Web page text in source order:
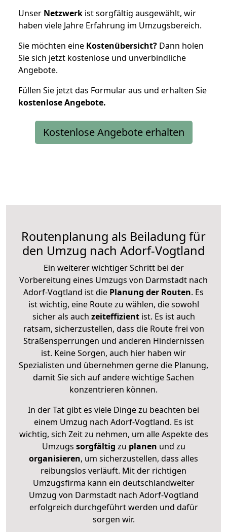
Unser Netzwerk ist sorgfältig ausgewählt, wir
haben viele Jahre Erfahrung im Umzugsbereich.
Sie möchten eine Kostenübersicht? Dann holen
Sie sich jetzt kostenlose und unverbindliche
Angebote.
Füllen Sie jetzt das Formular aus und erhalten Sie
kostenloseAngebote.
Kostenlose Angebote erhalten
Routenplanung als Beiladung für
den Umzug nach Adorf-Vogtland
Ein weiterer wichtiger Schritt bei der
Vorbereitung eines Umzugs von Darmstadt nach
Adorf-Vogtland ist die Planung der Routen. Es
ist wichtig, eine Route zu wählen, die sowohl
sicher als auch zeiteffizientist. Es ist auch
ratsam, sicherzustellen, dass die Route frei von
Straßensperrungen und anderen Hindernissen
ist. Keine Sorgen, auch hier haben wir
Spezialisten und übernehmen gerne die Planung,
damit Sie sich auf andere wichtige Sachen
konzentrieren können.
In der Tat gibt es viele Dinge zu beachten bei
einem Umzug nach Adorf-Vogtland. Es ist
wichtig, sich Zeit zu nehmen, um alle Aspekte des
Umzugs sorgfältig zu planen und zu
organisieren, um sicherzustellen, dass alles
reibungslos verläuft. Mit der richtigen
Umzugsfirma kann ein deutschlandweiter
Umzug von Darmstadt nach Adorf-Vogtland
erfolgreich durchgeführt werden und dafür
sorgen wir.